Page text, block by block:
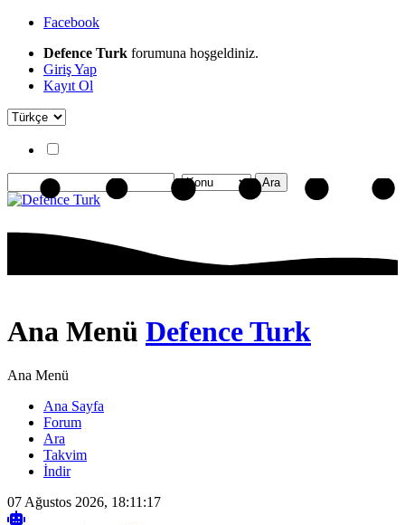
Facebook
Defence Turk forumuna hoşgeldiniz.
Giriş Yap
Kayıt Ol
Ana Menü Defence Turk
Ana Menü
Ana Sayfa
Forum
Ara
Takvim
İndir
07 Ağustos 2026, 18:11:17